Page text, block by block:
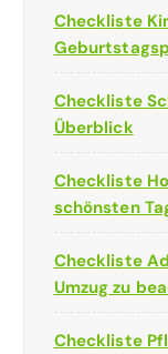
Checkliste
Checkliste
Überblick
Checkliste
schönsten
Checkliste
Umzug zu
Checkliste